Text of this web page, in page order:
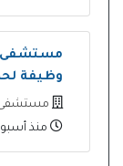
مستشفى
وظيفة
مستشفى
منذ